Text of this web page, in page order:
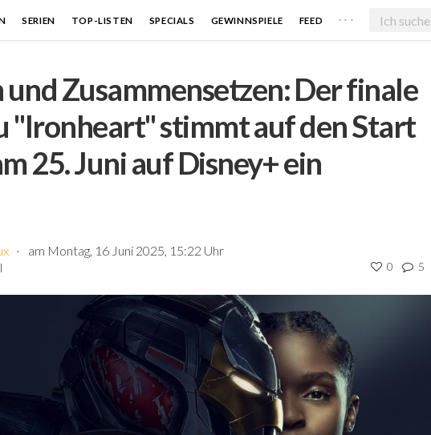
SERIEN TOP-LISTEN SPECIALS GEWINNSPIELE FEED . . .
und Zusammensetzen: Der finale
"Ironheart" stimmt auf den Start
25. Juni auf Disney+ ein
am Montag, 16 Juni 2025, 15:22 Uhr
0 5